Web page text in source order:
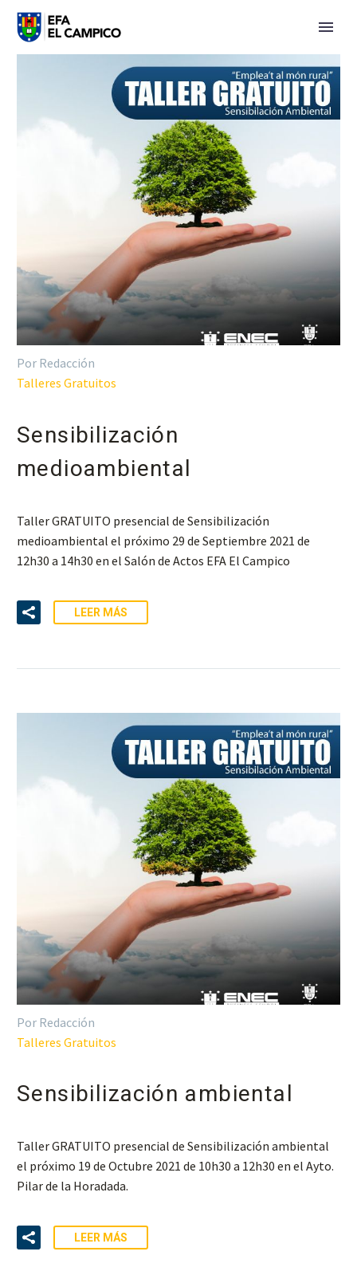
Por Redacción
Talleres Gratuitos
Sensibilización
medioambiental
Taller GRATUITO presencial de Sensibilización
medioambiental el próximo 29 de Septiembre 2021 de
12h30 a 14h30 en el Salón de Actos EFA El Campico
LEER MÁS
Por Redacción
Talleres Gratuitos
Sensibilización ambiental
Taller GRATUITO presencial de Sensibilización ambiental
el próximo 19 de Octubre 2021 de 10h30 a 12h30 en el Ayto.
Pilar de la Horadada.
LEER MÁS